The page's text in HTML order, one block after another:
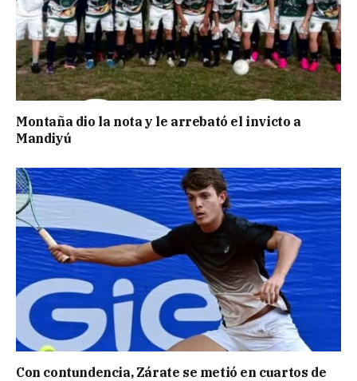
Montaña dio la nota y le arrebató el invicto a
Mandiyú
Con contundencia, Zárate se metió en cuartos de